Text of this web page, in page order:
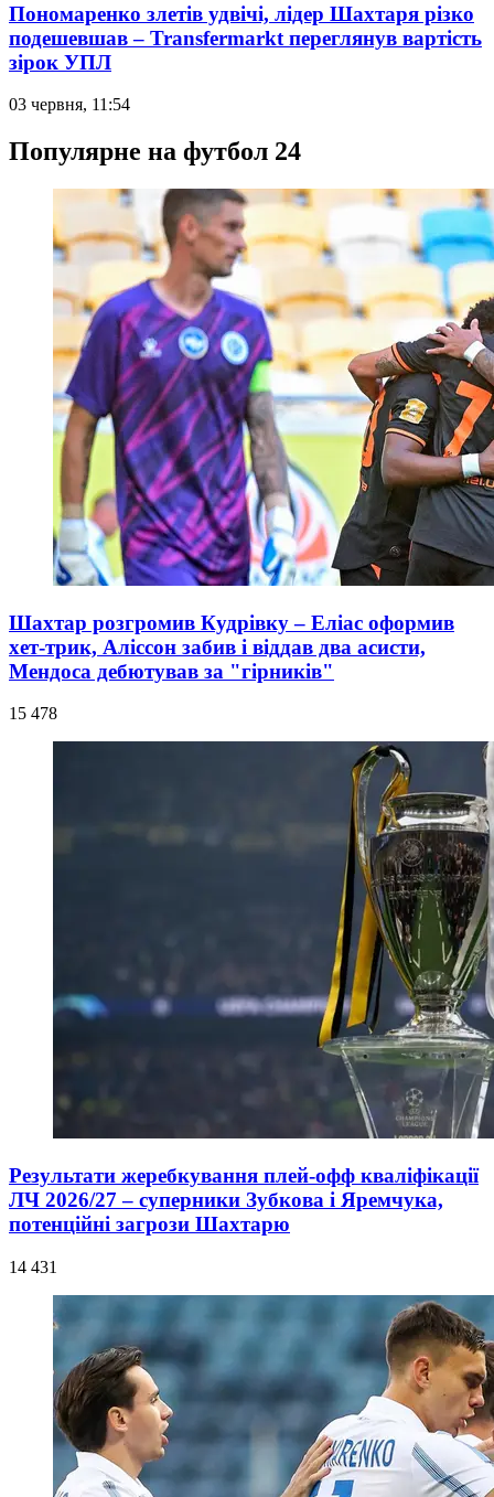
Пономаренко злетів удвічі, лідер Шахтаря різко
подешевшав – Transfermarkt переглянув вартість
зірок УПЛ
03 червня, 11:54
Популярне на футбол 24
Шахтар розгромив Кудрівку – Еліас оформив
хет-трик, Аліссон забив і віддав два асисти,
Мендоса дебютував за "гірників"
15 478
Результати жеребкування плей-офф кваліфікації
ЛЧ 2026/27 – суперники Зубкова і Яремчука,
потенційні загрози Шахтарю
14 431